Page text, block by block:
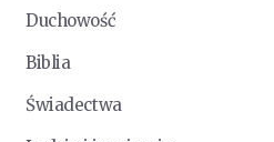
Duchowość
Biblia
Świadectwa